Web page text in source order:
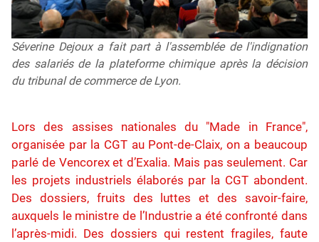
Séverine Dejoux a fait part à l'assemblée de l'indignation
des salariés de la plateforme chimique après la décision
du tribunal de commerce de Lyon.
Lors des assises nationales du "Made in France",
organisée par la CGT au Pont-de-Claix, on a beaucoup
parlé de Vencorex et d’Exalia. Mais pas seulement. Car
les projets industriels élaborés par la CGT abondent.
Des dossiers, fruits des luttes et des savoir-faire,
auxquels le ministre de l’Industrie a été confronté dans
l’après-midi. Des dossiers qui restent fragiles, faute